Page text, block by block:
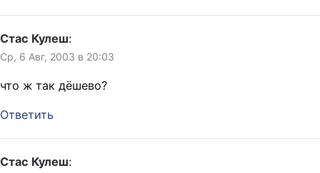
Стас Кулеш:
Ср, 6 Авг, 2003 в 20:03
что ж так дёшево?
Ответить
Стас Кулеш: